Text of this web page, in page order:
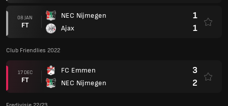
08 JAN
FT
NEC Nijmegen
Ajax
1
1
Club Friendlies 2022
17 DEC
FT
FC Emmen
NEC Nijmegen
3
2